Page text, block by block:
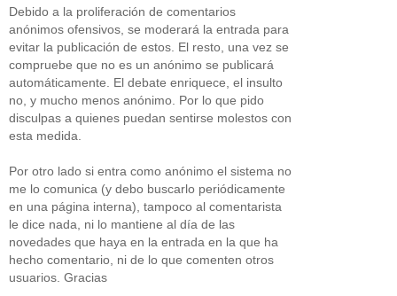
Debido a la proliferación de comentarios
anónimos ofensivos, se moderará la entrada para
evitar la publicación de estos. El resto, una vez se
compruebe que no es un anónimo se publicará
automáticamente. El debate enriquece, el insulto
no, y mucho menos anónimo. Por lo que pido
disculpas a quienes puedan sentirse molestos con
esta medida.
Por otro lado si entra como anónimo el sistema no
me lo comunica (y debo buscarlo periódicamente
en una página interna), tampoco al comentarista
le dice nada, ni lo mantiene al día de las
novedades que haya en la entrada en la que ha
hecho comentario, ni de lo que comenten otros
usuarios. Gracias